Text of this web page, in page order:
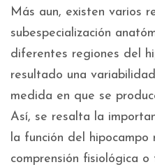
Más aun, existen varios
subespecialización
diferentes regiones del
resultado una
medida en que se
Así, se resalta la
la función del
comprensión fisiológica